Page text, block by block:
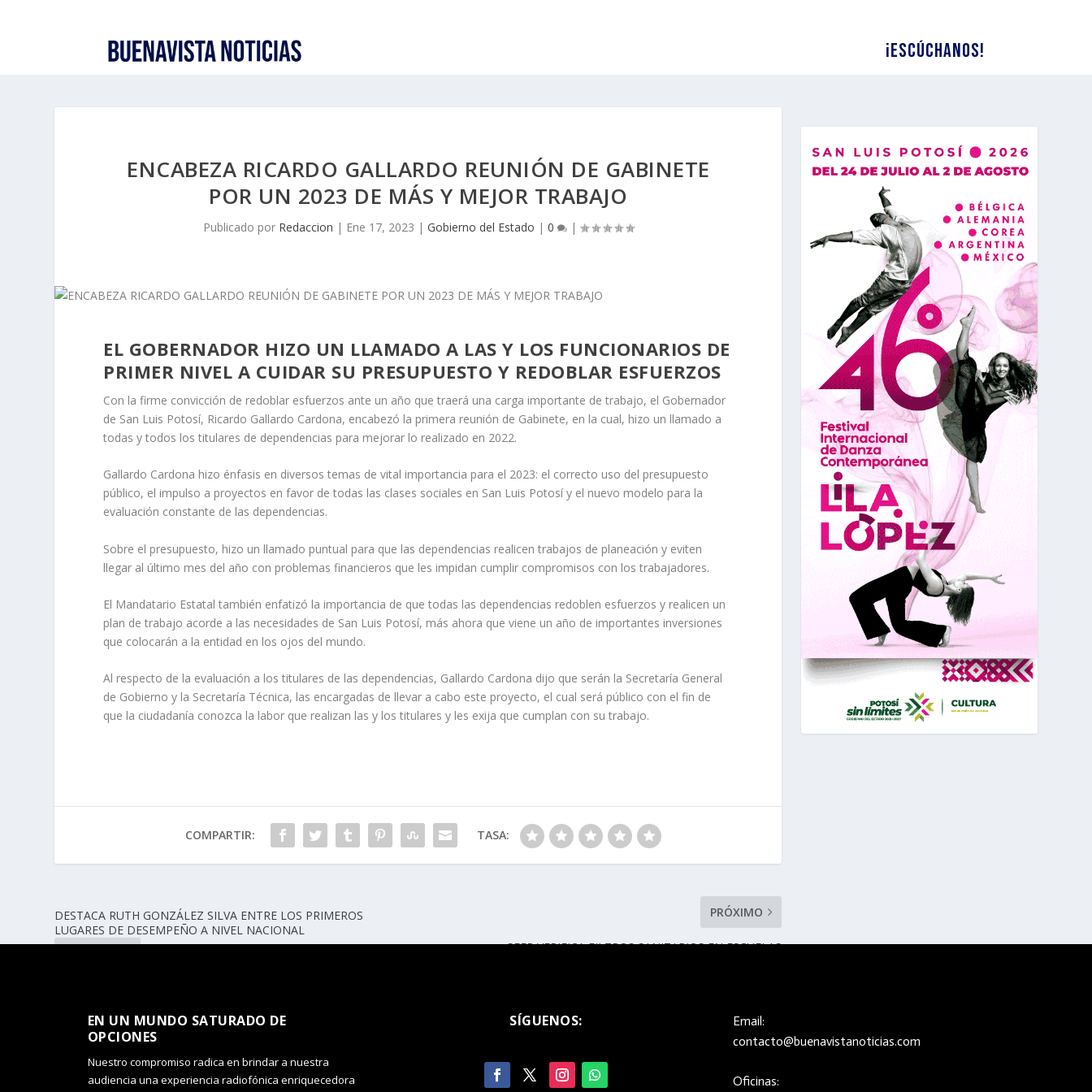
¡Escúchanos!
ENCABEZA RICARDO GALLARDO REUNIÓN DE GABINETE
POR UN 2023 DE MÁS Y MEJOR TRABAJO
Publicado por Redaccion | Ene 17, 2023 | Gobierno del Estado | 0 |
EL GOBERNADOR HIZO UN LLAMADO A LAS Y LOS FUNCIONARIOS DE
PRIMER NIVEL A CUIDAR SU PRESUPUESTO Y REDOBLAR ESFUERZOS
Con la firme convicción de redoblar esfuerzos ante un año que traerá una carga importante de trabajo, el Gobernador
de San Luis Potosí, Ricardo Gallardo Cardona, encabezó la primera reunión de Gabinete, en la cual, hizo un llamado a
todas y todos los titulares de dependencias para mejorar lo realizado en 2022.
Gallardo Cardona hizo énfasis en diversos temas de vital importancia para el 2023: el correcto uso del presupuesto
público, el impulso a proyectos en favor de todas las clases sociales en San Luis Potosí y el nuevo modelo para la
evaluación constante de las dependencias.
Sobre el presupuesto, hizo un llamado puntual para que las dependencias realicen trabajos de planeación y eviten
llegar al último mes del año con problemas financieros que les impidan cumplir compromisos con los trabajadores.
El Mandatario Estatal también enfatizó la importancia de que todas las dependencias redoblen esfuerzos y realicen un
plan de trabajo acorde a las necesidades de San Luis Potosí, más ahora que viene un año de importantes inversiones
que colocarán a la entidad en los ojos del mundo.
Al respecto de la evaluación a los titulares de las dependencias, Gallardo Cardona dijo que serán la Secretaría General
de Gobierno y la Secretaría Técnica, las encargadas de llevar a cabo este proyecto, el cual será público con el fin de
que la ciudadanía conozca la labor que realizan las y los titulares y les exija que cumplan con su trabajo.
COMPARTIR: TASA:
DESTACA RUTH GONZÁLEZ SILVA ENTRE LOS PRIMEROS
LUGARES DE DESEMPEÑO A NIVEL NACIONAL
PRÓXIMO
SEER VERIFICA FILTROS SANITARIOS EN ESCUELAS
EN UN MUNDO SATURADO DE
OPCIONES​
Nuestro compromiso radica en brindar a nuestra
audiencia una experiencia radiofónica enriquecedora
SÍGUENOS:
Email:
contacto@buenavistanoticias.com
Oficinas: